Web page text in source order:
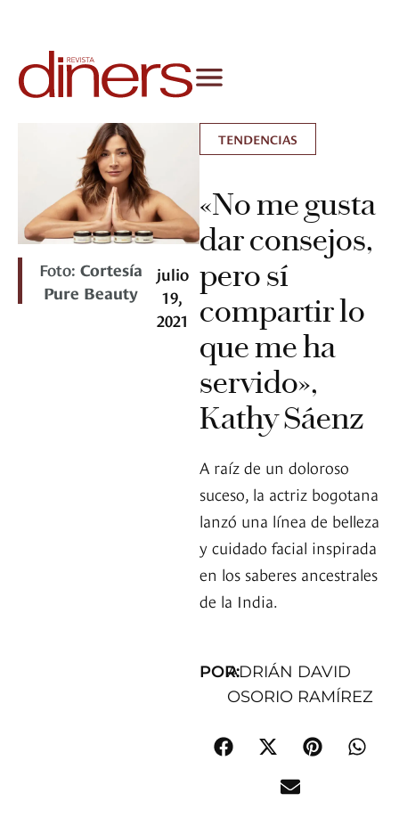
Foto: Cortesía
Pure Beauty
julio
19,
2021
TENDENCIAS
«No me gusta
dar consejos,
pero sí
compartir lo
que me ha
servido»,
Kathy Sáenz
A raíz de un doloroso
suceso, la actriz bogotana
lanzó una línea de belleza
y cuidado facial inspirada
en los saberes ancestrales
de la India.
POR:ADRIÁN DAVID
OSORIO RAMÍREZ